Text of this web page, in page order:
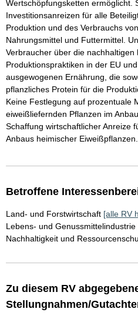
Wertschöpfungsketten ermöglicht.
Investitionsanreizen für alle
Produktion und des Verbrauchs
Nahrungsmittel und Futtermittel.
Verbraucher über die nachhaltigen
Produktionspraktiken in der EU
ausgewogenen Ernährung, die
pflanzliches Protein für die
Keine Festlegung auf prozentuale
eiweißliefernden Pflanzen im
Schaffung wirtschaftlicher Anreize
Anbaus heimischer Eiweißpflanzen.
Betroffene
Land- und Forstwirtschaft [alle RV
Lebens- und Genussmittelindustrie
Nachhaltigkeit und
Zu diesem RV
Stellungnahmen/